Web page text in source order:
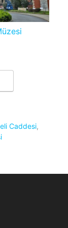
Caddesi,